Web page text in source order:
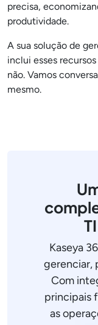
precisa,
produtividade.
A sua solução de
inclui esses
não. Vamos
mesmo.
Kaseya
gerenciar,
Com
principais
as